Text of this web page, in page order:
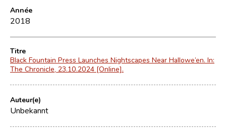
Année
2018
Titre
Black Fountain Press Launches Nightscapes Near Hallowe’en. In:
The Chronicle, 23.10.2024 [Online].
Auteur(e)
Unbekannt